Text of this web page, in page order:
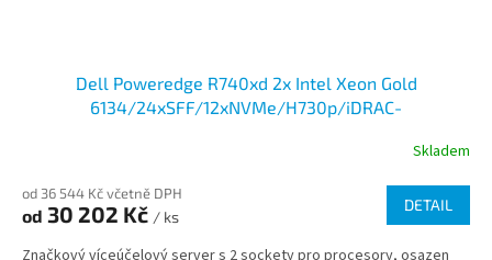
Dell Poweredge R740xd 2x Intel Xeon Gold
6134/24xSFF/12xNVMe/H730p/iDRAC-
Skladem
od 36 544 Kč včetně DPH
od 30 202 Kč / ks
DETAIL
Značkový víceúčelový server s 2 sockety pro procesory, osazen